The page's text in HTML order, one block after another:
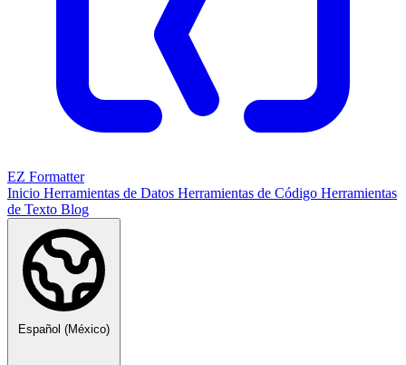
EZ Formatter
Inicio Herramientas de Datos Herramientas de Código Herramientas
de Texto Blog
Español (México)